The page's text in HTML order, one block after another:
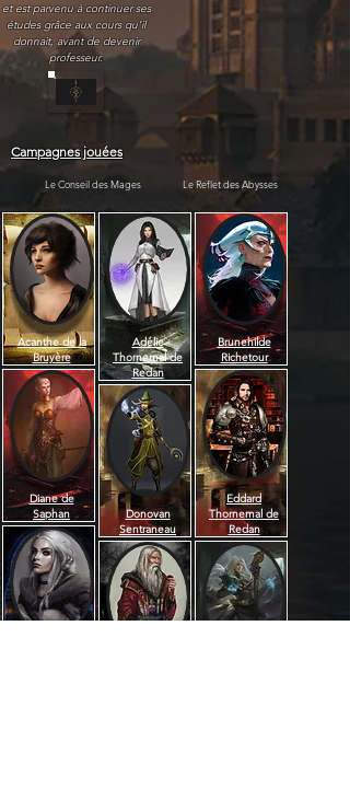
et est parvenu à continuer ses
études grâce aux cours qu’il
donnait, avant de devenir
professeur.
Campagnes jouées
Le Conseil des Mages Le Reflet des Abysses
Acanthe de la
Bruyère
Diane de
Saphan
Adélie
Thornemal de
Redan
Donovan
Sentraneau
Brunehilde
Richetour
Eddard
Thornemal de
Redan